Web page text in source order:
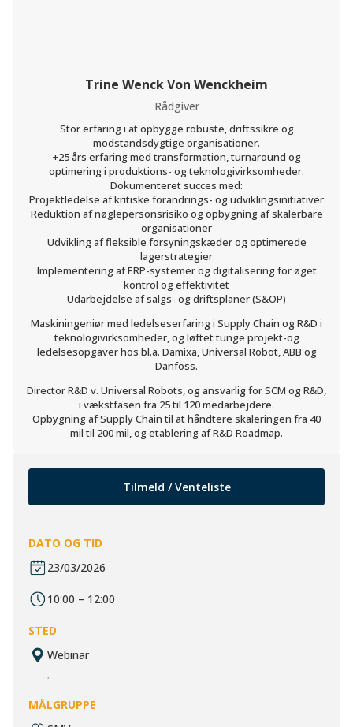
Trine Wenck Von Wenckheim
Rådgiver
Stor erfaring i at opbygge robuste, driftssikre og
modstandsdygtige organisationer.
+25 års erfaring med transformation, turnaround og
optimering i produktions- og teknologivirksomheder.
Dokumenteret succes med:
Projektledelse af kritiske forandrings- og udviklingsinitiativer
Reduktion af nøglepersonsrisiko og opbygning af skalerbare
organisationer
Udvikling af fleksible forsyningskæder og optimerede
lagerstrategier
Implementering af ERP-systemer og digitalisering for øget
kontrol og effektivitet
Udarbejdelse af salgs- og driftsplaner (S&OP)
Maskiningeniør med ledelseserfaring i Supply Chain og R&D i
teknologivirksomheder, og løftet tunge projekt-og
ledelsesopgaver hos bl.a. Damixa, Universal Robot, ABB og
Danfoss.
Director R&D v. Universal Robots, og ansvarlig for SCM og R&D,
i vækstfasen fra 25 til 120 medarbejdere.
Opbygning af Supply Chain til at håndtere skaleringen fra 40
mil til 200 mil, og etablering af R&D Roadmap.
Tilmeld / Venteliste
DATO OG TID
23/03/2026
10:00 – 12:00
STED
Webinar
,
MÅLGRUPPE